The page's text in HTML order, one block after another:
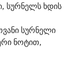
სურნელს ხდის
სურნელი
ნოტით,